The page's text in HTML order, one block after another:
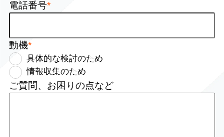
電話番号*
動機*
具体的な検討のため
情報収集のため
ご質問、お困りの点など